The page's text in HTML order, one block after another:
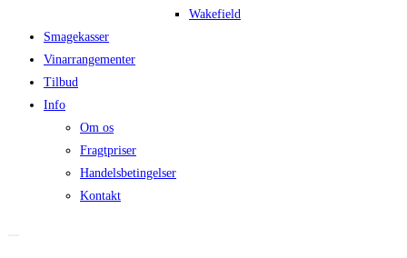
Wakefield
Smagekasser
Vinarrangementer
Tilbud
Info
Om os
Fragtpriser
Handelsbetingelser
Kontakt